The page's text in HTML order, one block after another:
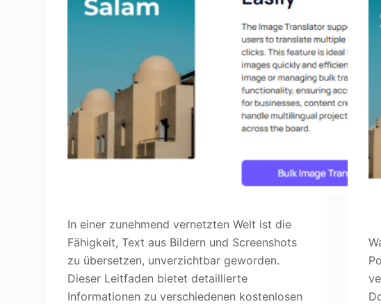
In einer zunehmend vernetzten Welt ist die
Fähigkeit, Text aus Bildern und Screenshots
zu übersetzen, unverzichtbar geworden.
Dieser Leitfaden bietet detaillierte
Informationen zu verschiedenen kostenlosen